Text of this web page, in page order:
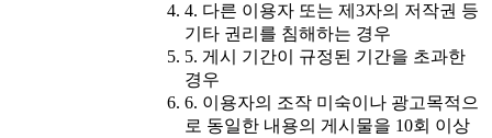
4. 다른 이용자 또는 제3자의 저작권 등
기타 권리를 침해하는 경우
5. 게시 기간이 규정된 기간을 초과한
경우
6. 이용자의 조작 미숙이나 광고목적으
로 동일한 내용의 게시물을 10회 이상